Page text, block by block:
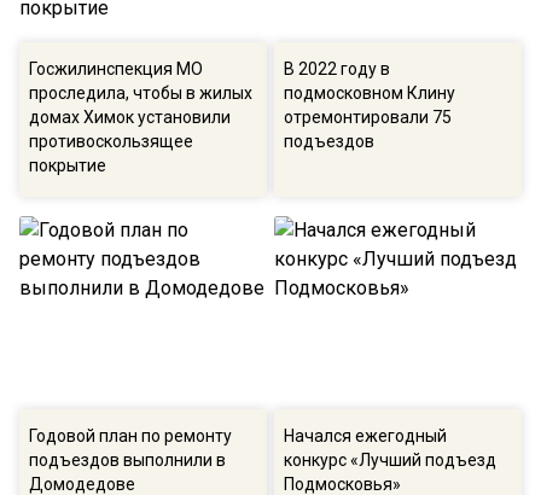
Госжилинспекция МО
проследила, чтобы в жилых
домах Химок установили
противоскользящее
покрытие
В 2022 году в
подмосковном Клину
отремонтировали 75
подъездов
Годовой план по ремонту
подъездов выполнили в
Домодедове
Начался ежегодный
конкурс «Лучший подъезд
Подмосковья»